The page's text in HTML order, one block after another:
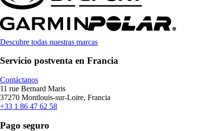
Descubre todas nuestras marcas
Servicio postventa en Francia
Contáctanos
11 rue Bernard Maris
37270 Montlouis-sur-Loire, Francia
+33 1 86 47 62 58
Pago seguro